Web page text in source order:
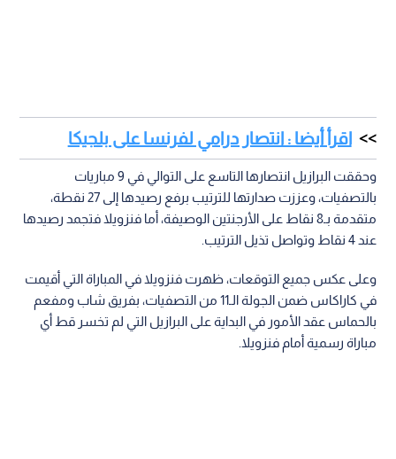
اقرأ أيضا : انتصار درامي لفرنسا على بلجيكا
وحققت البرازيل انتصارها التاسع على التوالي في 9 مباريات
بالتصفيات، وعززت صدارتها للترتيب برفع رصيدها إلى 27 نقطة،
متقدمة بـ8 نقاط على الأرجنتين الوصيفة، أما فنزويلا فتجمد رصيدها
عند 4 نقاط وتواصل تذيل الترتيب.
وعلى عكس جميع التوقعات، ظهرت فنزويلا في المباراة التي أقيمت
في كاراكاس ضمن الجولة الـ11 من التصفيات، بفريق شاب ومفعم
بالحماس عقد الأمور في البداية على البرازيل التي لم تخسر قط أي
مباراة رسمية أمام فنزويلا.